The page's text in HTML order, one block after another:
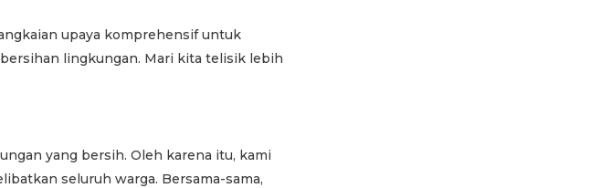
upaya komprehensif untuk
lingkungan. Mari kita telisik lebih
yang bersih. Oleh karena itu, kami
seluruh warga. Bersama-sama,